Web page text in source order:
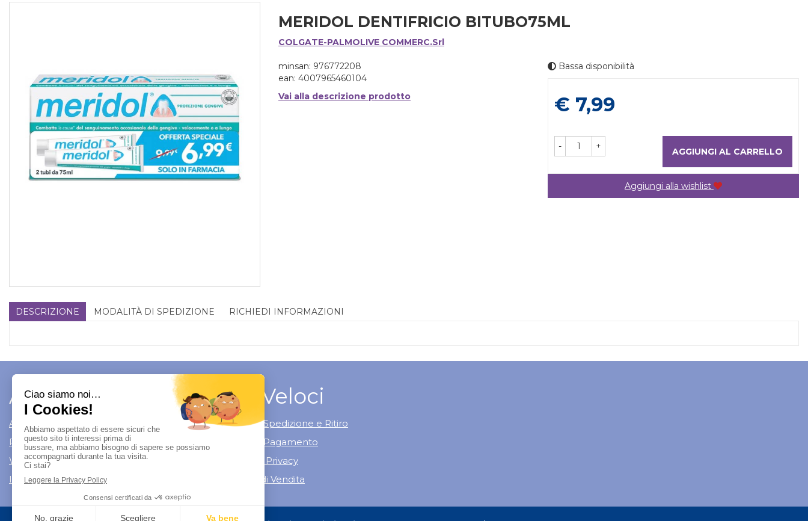
MERIDOL DENTIFRICIO BITUBO75ML
COLGATE-PALMOLIVE COMMERC.Srl
minsan: 976772208
ean: 4007965460104
Vai alla descrizione prodotto
Bassa disponibilità
Prezzo
€ 7,99
- + AGGIUNGI AL CARRELLO
Aggiungi alla wishlist
DESCRIZIONE MODALITÀ DI SPEDIZIONE RICHIEDI INFORMAZIONI
Area Utente
Area utente
Registrati
Wishlist
Iscrizione alla Newsletter
Link Veloci
Modalità di Spedizione e Ritiro
Modalità di Pagamento
Informativa Privacy
Condizioni di Vendita